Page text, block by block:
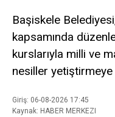
Başiskele
kapsamında
kurslarıyla milli ve
nesiller
Giriş: 06-08-2026 17:45
Kaynak: HABER MERKEZI